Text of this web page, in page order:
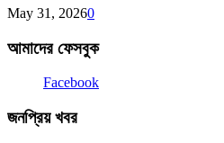
May 31, 20260
আমাদের ফেসবুক
Facebook
জনপ্রিয় খবর